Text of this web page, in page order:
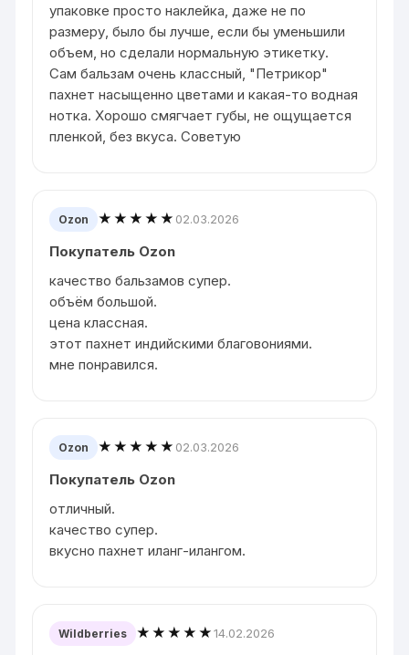
упаковке просто наклейка, даже не по
размеру, было бы лучше, если бы уменьшили
объем, но сделали нормальную этикетку.
Сам бальзам очень классный, "Петрикор"
пахнет насыщенно цветами и какая-то водная
нотка. Хорошо смягчает губы, не ощущается
пленкой, без вкуса. Советую
Ozon ★★★★★ 02.03.2026
Покупатель Ozon
качество бальзамов супер.
объём большой.
цена классная.
этот пахнет индийскими благовониями.
мне понравился.
Ozon ★★★★★ 02.03.2026
Покупатель Ozon
отличный.
качество супер.
вкусно пахнет иланг-илангом.
Wildberries ★★★★★14.02.2026